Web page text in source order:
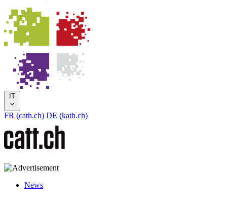
IT
FR (cath.ch) DE (kath.ch)
News